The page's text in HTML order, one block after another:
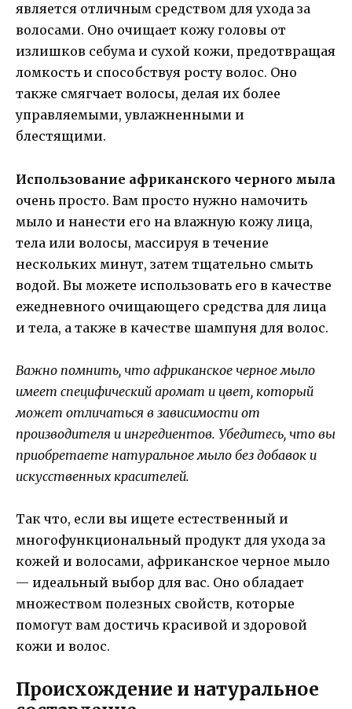
является отличным средством для ухода за
волосами. Оно очищает кожу головы от
излишков себума и сухой кожи, предотвращая
ломкость и способствуя росту волос. Оно
также смягчает волосы, делая их более
управляемыми, увлажненными и
блестящими.
Использование африканского черного мыла
очень просто. Вам просто нужно намочить
мыло и нанести его на влажную кожу лица,
тела или волосы, массируя в течение
нескольких минут, затем тщательно смыть
водой. Вы можете использовать его в качестве
ежедневного очищающего средства для лица
и тела, а также в качестве шампуня для волос.
Важно помнить, что африканское черное мыло
имеет специфический аромат и цвет, который
может отличаться в зависимости от
производителя и ингредиентов. Убедитесь, что вы
приобретаете натуральное мыло без добавок и
искусственных красителей.
Так что, если вы ищете естественный и
многофункциональный продукт для ухода за
кожей и волосами, африканское черное мыло
— идеальный выбор для вас. Оно обладает
множеством полезных свойств, которые
помогут вам достичь красивой и здоровой
кожи и волос.
Происхождение и натуральное